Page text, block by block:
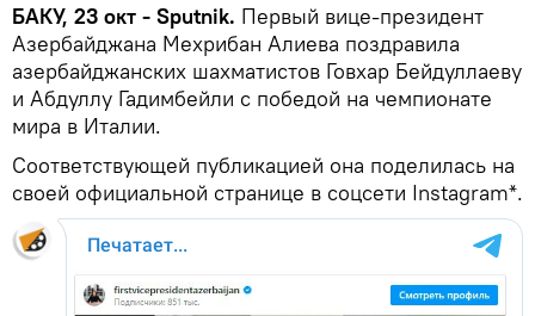
БАКУ, 23 окт - Sputnik. Первый вице-президент
Азербайджана Мехрибан Алиева поздравила
азербайджанских шахматистов Говхар Бейдуллаеву
и Абдуллу Гадимбейли с победой на чемпионате
мира в Италии.
Соответствующей публикацией она поделилась на
своей официальной странице в соцсети Instagram*.